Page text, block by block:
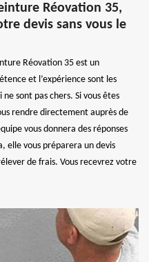
Réovation 35,
devis sans vous le
Réovation 35 est un
et l’expérience sont les
sont pas chers. Si vous êtes
rendre directement auprès de
vous donnera des réponses
elle vous préparera un devis
de frais. Vous recevrez votre